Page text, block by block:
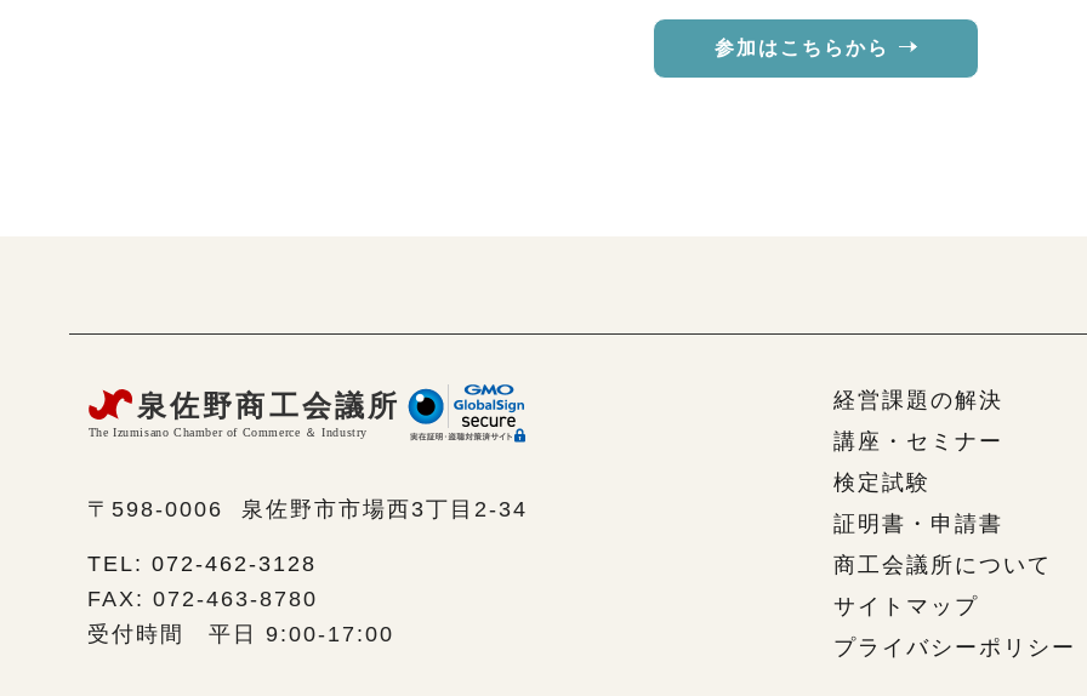
参加はこちらから
〒598-0006 泉佐野市市場西3丁目2-34
TEL: 072-462-3128
FAX: 072-463-8780
受付時間 平日 9:00-17:00
経営課題の解決
講座・セミナー
検定試験
証明書・申請書
商工会議所について
サイトマップ
プライバシーポリシー